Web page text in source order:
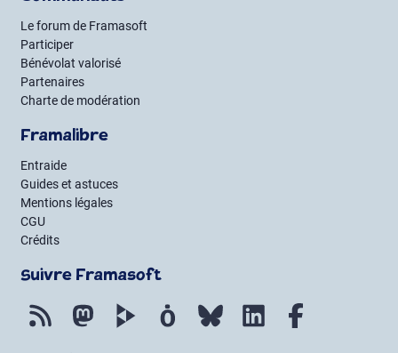
Le forum de Framasoft
Participer
Bénévolat valorisé
Partenaires
Charte de modération
Framalibre
Entraide
Guides et astuces
Mentions légales
CGU
Crédits
Suivre Framasoft
Flux RSS MastodonPeerTube Mobilizon Bluesky LinkedIn